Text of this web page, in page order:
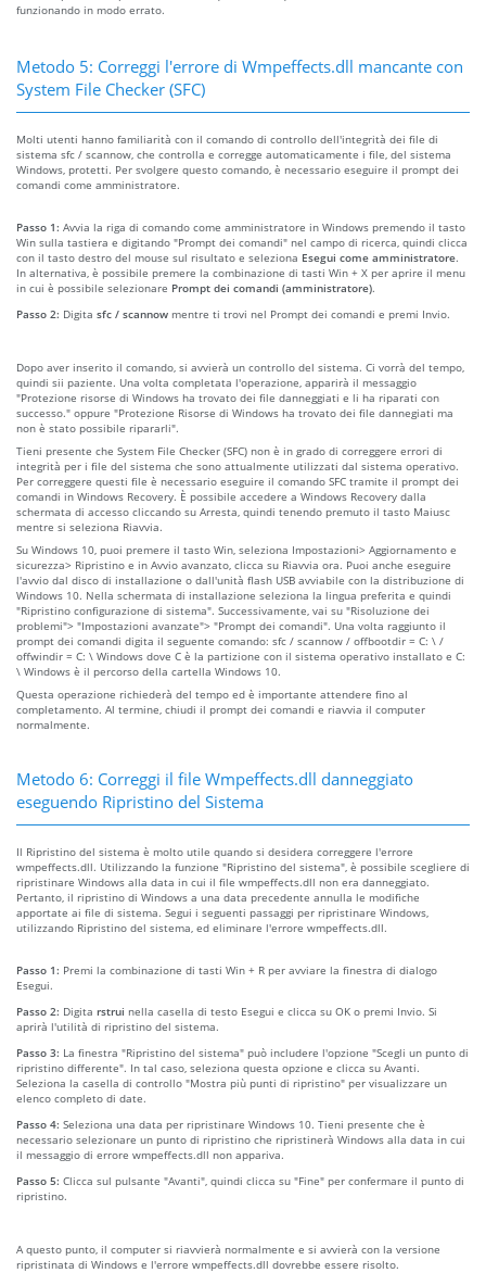
funzionando in modo errato.
Metodo 5: Correggi l'errore di Wmpeffects.dll mancante con
System File Checker (SFC)
Molti utenti hanno familiarità con il comando di controllo dell'integrità dei file di
sistema sfc / scannow, che controlla e corregge automaticamente i file, del sistema
Windows, protetti. Per svolgere questo comando, è necessario eseguire il prompt dei
comandi come amministratore.
Passo 1: Avvia la riga di comando come amministratore in Windows premendo il tasto
Win sulla tastiera e digitando "Prompt dei comandi" nel campo di ricerca, quindi clicca
con il tasto destro del mouse sul risultato e seleziona Esegui come amministratore.
In alternativa, è possibile premere la combinazione di tasti Win + X per aprire il menu
in cui è possibile selezionare Prompt dei comandi (amministratore).
Passo 2: Digita sfc / scannow mentre ti trovi nel Prompt dei comandi e premi Invio.
Dopo aver inserito il comando, si avvierà un controllo del sistema. Ci vorrà del tempo,
quindi sii paziente. Una volta completata l'operazione, apparirà il messaggio
"Protezione risorse di Windows ha trovato dei file danneggiati e li ha riparati con
successo." oppure "Protezione Risorse di Windows ha trovato dei file dannegiati ma
non è stato possibile ripararli".
Tieni presente che System File Checker (SFC) non è in grado di correggere errori di
integrità per i file del sistema che sono attualmente utilizzati dal sistema operativo.
Per correggere questi file è necessario eseguire il comando SFC tramite il prompt dei
comandi in Windows Recovery. È possibile accedere a Windows Recovery dalla
schermata di accesso cliccando su Arresta, quindi tenendo premuto il tasto Maiusc
mentre si seleziona Riavvia.
Su Windows 10, puoi premere il tasto Win, seleziona Impostazioni> Aggiornamento e
sicurezza> Ripristino e in Avvio avanzato, clicca su Riavvia ora. Puoi anche eseguire
l'avvio dal disco di installazione o dall'unità flash USB avviabile con la distribuzione di
Windows 10. Nella schermata di installazione seleziona la lingua preferita e quindi
"Ripristino configurazione di sistema". Successivamente, vai su "Risoluzione dei
problemi"> "Impostazioni avanzate"> "Prompt dei comandi". Una volta raggiunto il
prompt dei comandi digita il seguente comando: sfc / scannow / offbootdir = C: \ /
offwindir = C: \ Windows dove C è la partizione con il sistema operativo installato e C:
\ Windows è il percorso della cartella Windows 10.
Questa operazione richiederà del tempo ed è importante attendere fino al
completamento. Al termine, chiudi il prompt dei comandi e riavvia il computer
normalmente.
Metodo 6: Correggi il file Wmpeffects.dll danneggiato
eseguendo Ripristino del Sistema
Il Ripristino del sistema è molto utile quando si desidera correggere l'errore
wmpeffects.dll. Utilizzando la funzione "Ripristino del sistema", è possibile scegliere di
ripristinare Windows alla data in cui il file wmpeffects.dll non era danneggiato.
Pertanto, il ripristino di Windows a una data precedente annulla le modifiche
apportate ai file di sistema. Segui i seguenti passaggi per ripristinare Windows,
utilizzando Ripristino del sistema, ed eliminare l'errore wmpeffects.dll.
Passo 1: Premi la combinazione di tasti Win + R per avviare la finestra di dialogo
Esegui.
Passo 2: Digita rstrui nella casella di testo Esegui e clicca su OK o premi Invio. Si
aprirà l'utilità di ripristino del sistema.
Passo 3: La finestra "Ripristino del sistema" può includere l'opzione "Scegli un punto di
ripristino differente". In tal caso, seleziona questa opzione e clicca su Avanti.
Seleziona la casella di controllo "Mostra più punti di ripristino" per visualizzare un
elenco completo di date.
Passo 4: Seleziona una data per ripristinare Windows 10. Tieni presente che è
necessario selezionare un punto di ripristino che ripristinerà Windows alla data in cui
il messaggio di errore wmpeffects.dll non appariva.
Passo 5: Clicca sul pulsante "Avanti", quindi clicca su "Fine" per confermare il punto di
ripristino.
A questo punto, il computer si riavvierà normalmente e si avvierà con la versione
ripristinata di Windows e l'errore wmpeffects.dll dovrebbe essere risolto.